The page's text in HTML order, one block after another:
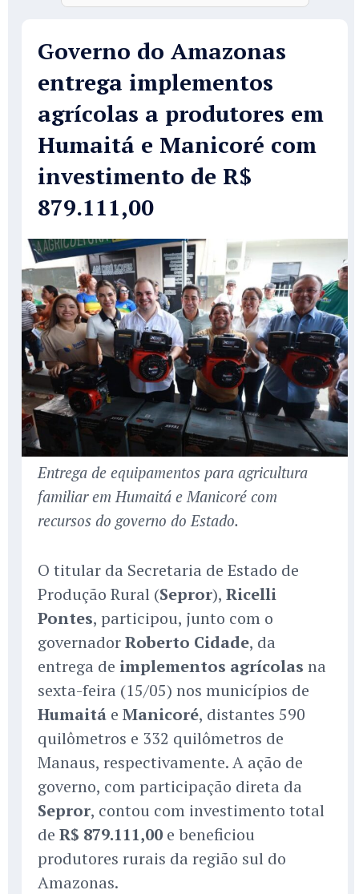
Governo do Amazonas
entrega implementos
agrícolas a produtores em
Humaitá e Manicoré com
investimento de R$
879.111,00
Entrega de equipamentos para agricultura
familiar em Humaitá e Manicoré com
recursos do governo do Estado.
O titular da Secretaria de Estado de
Produção Rural (Sepror), Ricelli
Pontes, participou, junto com o
governadorRoberto Cidade, da
entrega de implementos agrícolas na
sexta-feira (15/05) nos municípios de
Humaitá e Manicoré, distantes 590
quilômetros e 332 quilômetros de
Manaus, respectivamente. A ação de
governo, com participação direta da
Sepror, contou com investimento total
de R$ 879.111,00 e beneficiou
produtores rurais da região sul do
Amazonas.